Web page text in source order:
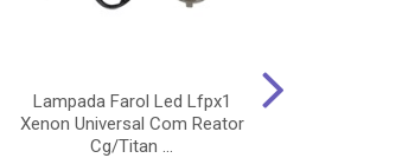
Lampada Farol Led Lfpx1
Xenon Universal Com Reator
Cg/Titan ...